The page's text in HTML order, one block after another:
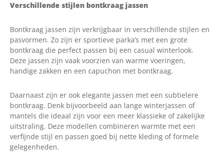
Verschillende stijlen bontkraag jassen
Bontkraag jassen zijn verkrijgbaar in verschillende stijlen en
pasvormen. Zo zijn er sportieve parka’s met een grote
bontkraag die perfect passen bij een casual winterlook.
Deze jassen zijn vaak voorzien van warme voeringen,
handige zakken en een capuchon met bontkraag.
Daarnaast zijn er ook elegante jassen met een subtielere
bontkraag. Denk bijvoorbeeld aan lange winterjassen of
mantels die ideaal zijn voor een meer klassieke of zakelijke
uitstraling. Deze modellen combineren warmte met een
verfijnde stijl en passen goed bij nette kleding of formele
gelegenheden.